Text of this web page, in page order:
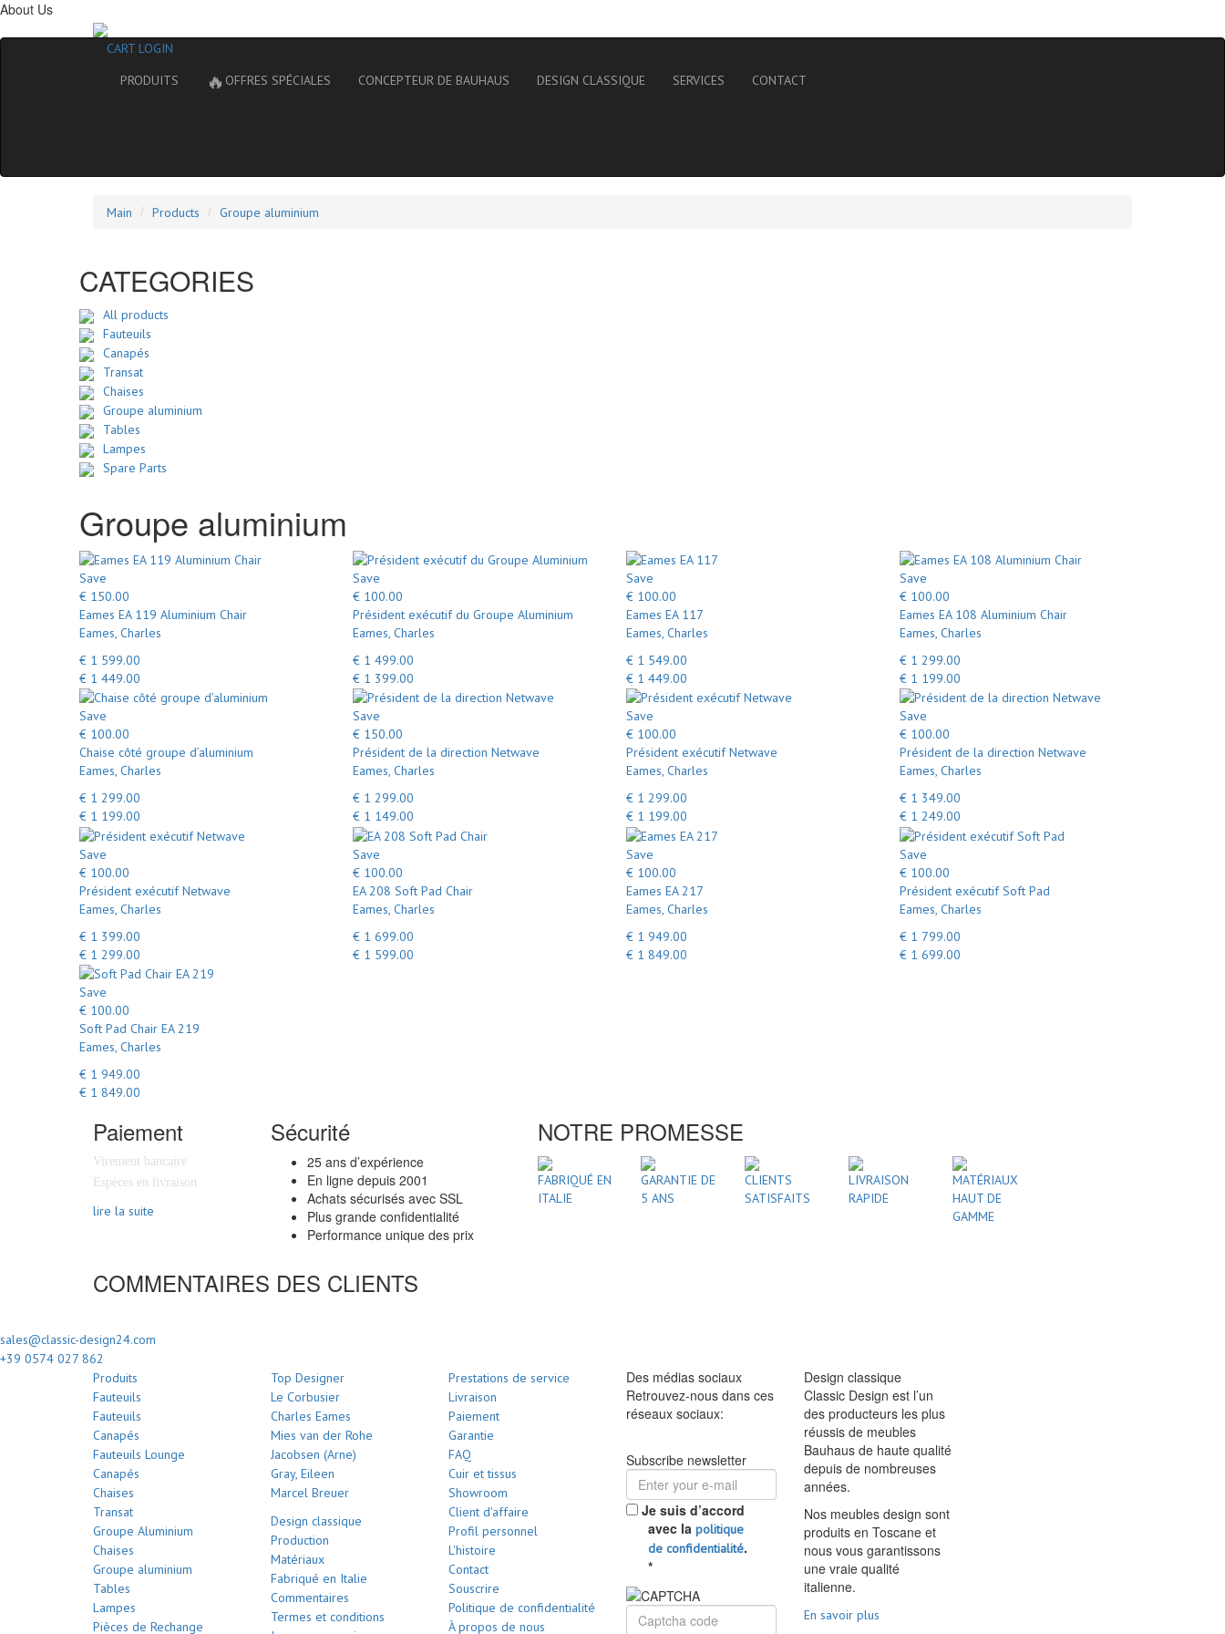
About Us
CART LOGIN
PRODUITS
🔥 OFFRES SPÉCIALES CONCEPTEUR DE BAUHAUS DESIGN CLASSIQUE SERVICES CONTACT
Main Products Groupe aluminium
CATEGORIES
All products
Fauteuils
Canapés
Transat
Chaises
Groupe aluminium
Tables
Lampes
Spare Parts
Groupe aluminium
Save
€ 150.00
Eames EA 119 Aluminium Chair
Eames, Charles
€ 1 599.00
€ 1 449.00
Save
€ 100.00
Président exécutif du Groupe Aluminium
Eames, Charles
€ 1 499.00
€ 1 399.00
Save
€ 100.00
Eames EA 117
Eames, Charles
€ 1 549.00
€ 1 449.00
Save
€ 100.00
Eames EA 108 Aluminium Chair
Eames, Charles
€ 1 299.00
€ 1 199.00
Save
€ 100.00
Chaise côté groupe d’aluminium
Eames, Charles
€ 1 299.00
€ 1 199.00
Save
€ 150.00
Président de la direction Netwave
Eames, Charles
€ 1 299.00
€ 1 149.00
Save
€ 100.00
Président exécutif Netwave
Eames, Charles
€ 1 299.00
€ 1 199.00
Save
€ 100.00
Président de la direction Netwave
Eames, Charles
€ 1 349.00
€ 1 249.00
Save
€ 100.00
Président exécutif Netwave
Eames, Charles
€ 1 399.00
€ 1 299.00
Save
€ 100.00
EA 208 Soft Pad Chair
Eames, Charles
€ 1 699.00
€ 1 599.00
Save
€ 100.00
Eames EA 217
Eames, Charles
€ 1 949.00
€ 1 849.00
Save
€ 100.00
Président exécutif Soft Pad
Eames, Charles
€ 1 799.00
€ 1 699.00
Save
€ 100.00
Soft Pad Chair EA 219
Eames, Charles
€ 1 949.00
€ 1 849.00
Paiement
Virement bancaire
Espèces en livraison
lire la suite
Sécurité
25 ans d’expérience
En ligne depuis 2001
Achats sécurisés avec SSL
Plus grande confidentialité
Performance unique des prix
NOTRE PROMESSE
FABRIQUÉ EN
ITALIE
GARANTIE DE
5 ANS
CLIENTS
SATISFAITS
LIVRAISON
RAPIDE
MATÉRIAUX
HAUT DE
GAMME
COMMENTAIRES DES CLIENTS
sales@classic-design24.com
+39 0574 027 862
Produits
Fauteuils
Fauteuils
Canapés
Fauteuils Lounge
Canapés
Chaises
Transat
Groupe Aluminium
Chaises
Groupe aluminium
Tables
Lampes
Pièces de Rechange
Top Designer
Le Corbusier
Charles Eames
Mies van der Rohe
Jacobsen (Arne)
Gray, Eileen
Marcel Breuer
Design classique
Production
Matériaux
Fabriqué en Italie
Commentaires
Termes et conditions
Prestations de service
Livraison
Paiement
Garantie
FAQ
Cuir et tissus
Showroom
Client d'affaire
Profil personnel
L'histoire
Contact
Souscrire
Politique de confidentialité
À propos de nous
Des médias sociaux
Retrouvez-nous dans ces
réseaux sociaux:
Subscribe newsletter
Je suis d’accord
avec la politique
de confidentialité.
*
Design classique
Classic Design est l’un
des producteurs les plus
réussis de meubles
Bauhaus de haute qualité
depuis de nombreuses
années.
Nos meubles design sont
produits en Toscane et
nous vous garantissons
une vraie qualité
italienne.
En savoir plus